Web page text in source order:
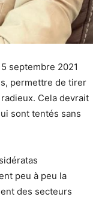
septembre 2021
permettre de tirer
Cela devrait
sont tentés sans
peu à peu la
des secteurs